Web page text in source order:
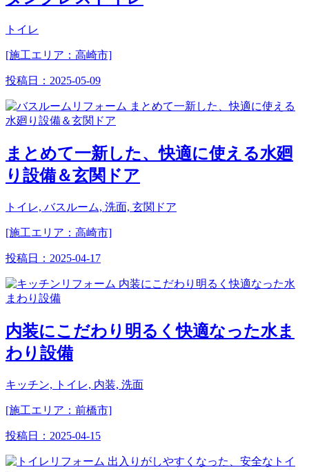
トイレ
[施工エリア：高崎市]
投稿日： 2025-05-09
まとめて一新した、快適に使える水廻
り設備＆玄関ドア
トイレ, バスルーム, 洗面, 玄関ドア
[施工エリア：高崎市]
投稿日： 2025-04-17
内装にこだわり明るく快適なった水ま
わり設備
キッチン, トイレ, 内装, 洗面
[施工エリア：前橋市]
投稿日： 2025-04-15